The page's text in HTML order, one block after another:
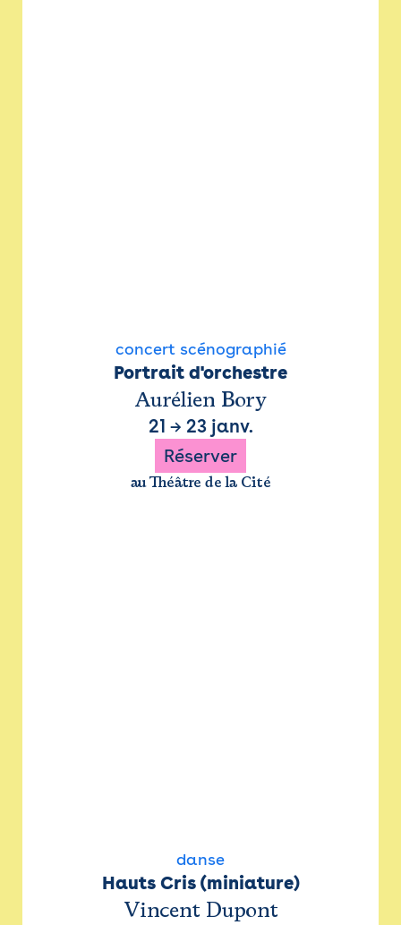
concert scénographié
Portrait d'orchestre
Aurélien Bory
21 → 23 janv.
Réserver
au Théâtre de la Cité
danse
Hauts Cris (miniature)
Vincent Dupont